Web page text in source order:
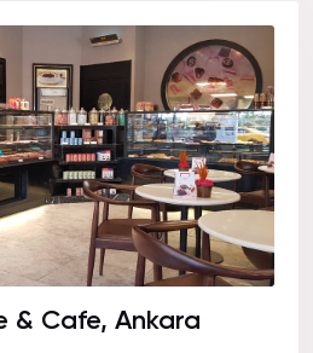
& Cafe, Ankara